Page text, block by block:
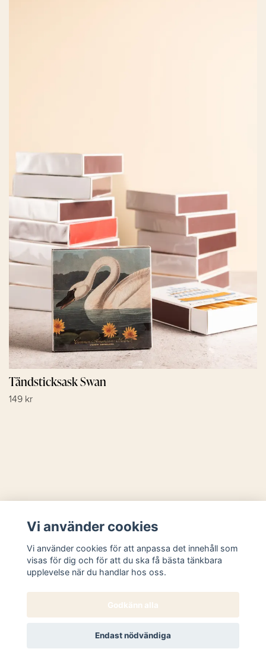
Tändsticksask Swan
149 kr
Sociala medier
© 2026 Butik Västanhem
Vi använder cookies
Vi använder cookies för att anpassa det innehåll som
visas för dig och för att du ska få bästa tänkbara
upplevelse när du handlar hos oss.
Godkänn alla
Endast nödvändiga